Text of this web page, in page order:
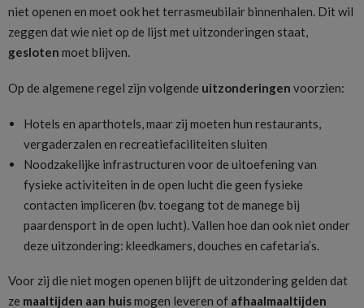
niet openen en moet ook het terrasmeubilair binnenhalen. Dit wil
zeggen dat wie niet op de lijst met uitzonderingen staat,
gesloten moet blijven.
Op de algemene regel zijn volgende uitzonderingen voorzien:
Hotels en aparthotels, maar zij moeten hun restaurants,
vergaderzalen en recreatiefaciliteiten sluiten
Noodzakelijke infrastructuren voor de uitoefening van
fysieke activiteiten in de open lucht die geen fysieke
contacten impliceren (bv. toegang tot de manege bij
paardensport in de open lucht). Vallen hoe dan ook niet onder
deze uitzondering: kleedkamers, douches en cafetaria’s.
Voor zij die niet mogen openen blijft de uitzondering gelden dat
ze maaltijden aan huismogen leveren of afhaalmaaltijden